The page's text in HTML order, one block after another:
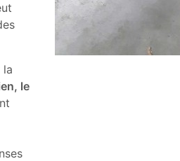
la
le